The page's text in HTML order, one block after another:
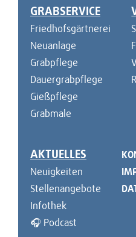
GRABSERVICE
Friedhofsgärtnerei
Neuanlage
Grabpflege
Dauergrabpflege
Gießpflege
Grabmale
AKTUELLES
Neuigkeiten
Stellenangebote
Infothek
🎧 Podcast